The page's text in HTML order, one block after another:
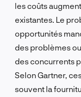
les coûts
existantes. Le
opportunités
des problèmes
des concurrents
Selon Gartner,
souvent la